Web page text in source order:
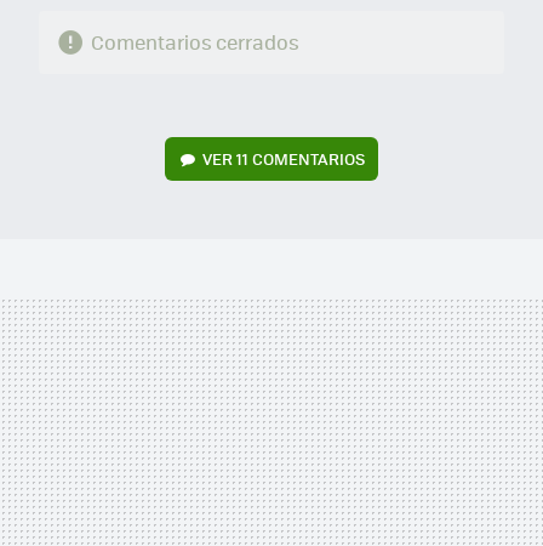
Comentarios cerrados
VER11 COMENTARIOS